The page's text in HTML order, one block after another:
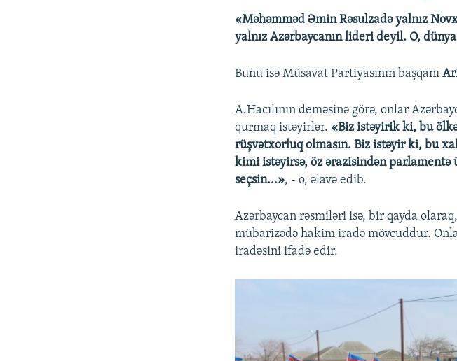
«Məhəmməd Əmin Rəsulzadə yalnız
yalnız Azərbaycanın lideri deyil. O,
Bunu isə Müsavat Partiyasının başqanı
A.Hacılının deməsinə görə, onlar
qurmaq istəyirlər. «Biz istəyirik ki, bu
rüşvətxorluq olmasın. Biz istəyir ki, bu
kimi istəyirsə, öz ərazisindən parlamentə
seçsin...», - o, əlavə edib.
Azərbaycan rəsmiləri isə, bir qayda
mübarizədə hakim iradə mövcuddur.
iradəsini ifadə edir.